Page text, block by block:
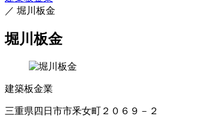
／ 堀川板金
堀川板金
建築板金業
三重県四日市市釆女町２０６９－２